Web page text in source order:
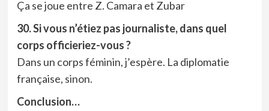
Ça se joue entre Z. Camara et Zubar
30. Si vous n’étiez pas journaliste, dans quel
corps officieriez-vous ?
Dans un corps féminin, j’espère. La diplomatie
française, sinon.
Conclusion…